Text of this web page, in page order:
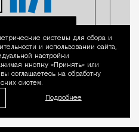
Уведомление
системы для сбора и
и использовании сайта,
настройки
кнопку «Принять» или
соглашаетесь на обработку
систем.
Подробнее